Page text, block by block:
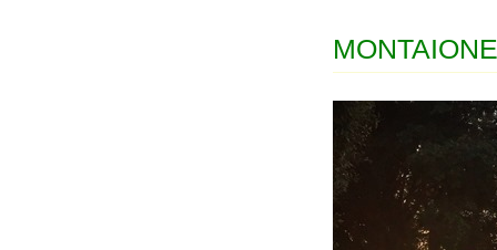
MONTAIONE